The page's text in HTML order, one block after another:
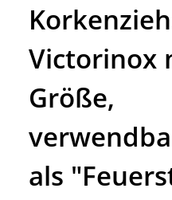
Victorinox
Größe,
als